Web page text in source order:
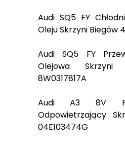
Audi SQ5 FY
Oleju Skrzyni Biegów
Audi SQ5 FY
Olejowa Skrzyni
8W0317817A
Audi A3 8V
Odpowietrzający
04E103474G